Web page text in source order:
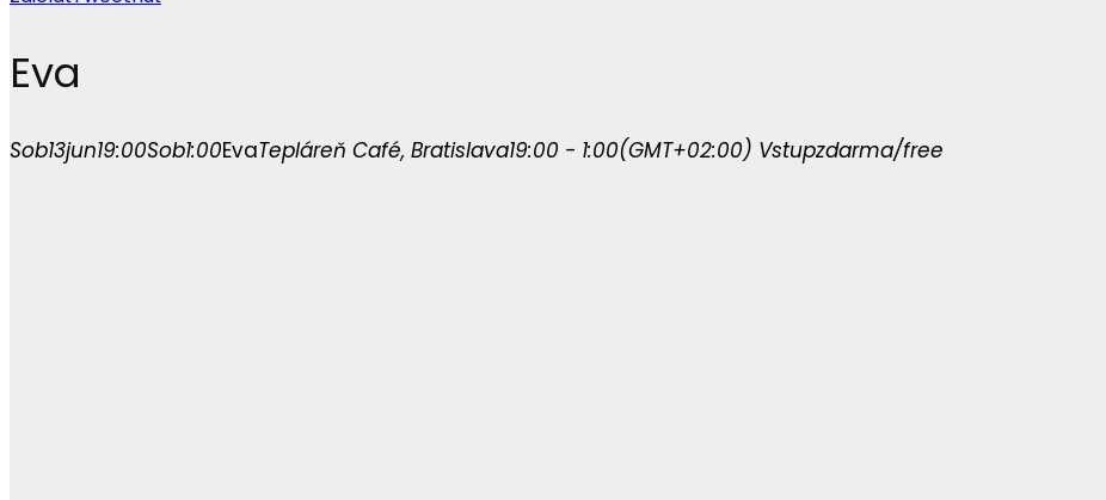
Eva
Sob13jun19:00Sob1:00EvaTepláreň Café, Bratislava19:00 - 1:00(GMT+02:00) Vstupzdarma/free